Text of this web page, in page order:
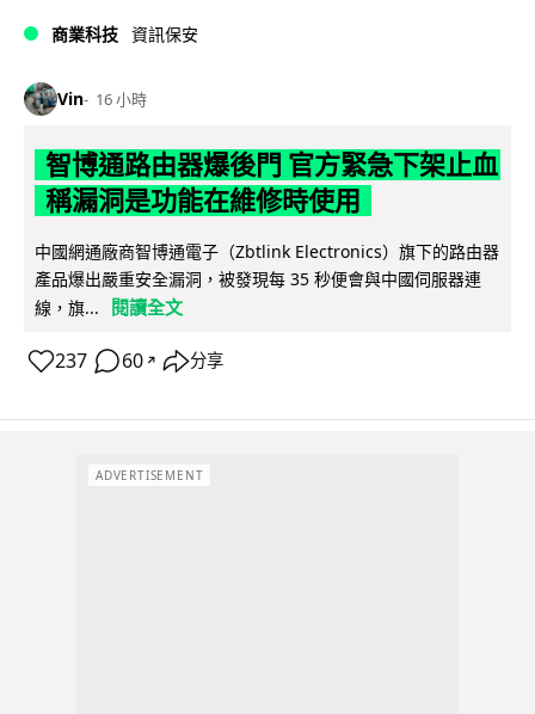
商業科技 資訊保安
Vin 16 小時
智博通路由器爆後門 官方緊急下架止血
稱漏洞是功能在維修時使用
中國網通廠商智博通電子（Zbtlink Electronics）旗下的路由器
產品爆出嚴重安全漏洞，被發現每 35 秒便會與中國伺服器連
線，旗...
閱讀全文
237 60 ↗ 分享
ADVERTISEMENT